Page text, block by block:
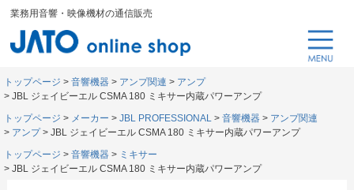
業務用音響・映像機材の通信販売
トップページ 音響機器 アンプ関連
アンプ
JBL ジェイビーエル CSMA 180 ミキサー内蔵パワーアンプ
トップページ
メーカー JBL PROFESSIONAL 音響機器
アンプ関連
アンプ
JBL ジェイビーエル CSMA 180 ミキサー内蔵パワーアンプ
トップページ
音響機器
ミキサー
JBL ジェイビーエル CSMA 180 ミキサー内蔵パワーアンプ